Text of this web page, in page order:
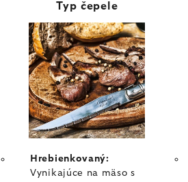
Typ čepele
Hrebienkovaný:
Vynikajúce na mäso s